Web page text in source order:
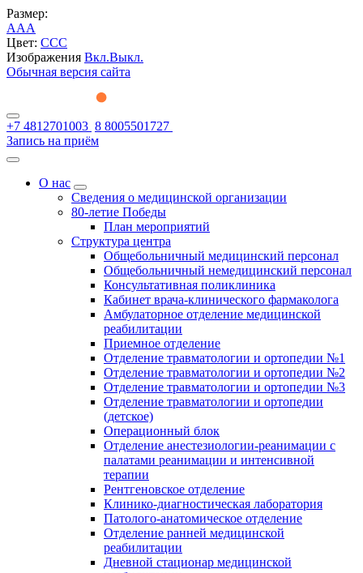
Размер:
AAA
Цвет: CCC
Изображения Вкл.Выкл.
Обычная версия сайта
+7 4812701003 8 8005501727
Запись на приём
О нас
Сведения о медицинской организации
80-летие Победы
План мероприятий
Структура центра
Общебольничный медицинский персонал
Общебольничный немедицинский персонал
Консультативная поликлиника
Кабинет врача-клинического фармаколога
Амбулаторное отделение медицинской
реабилитации
Приемное отделение
Отделение травматологии и ортопедии №1
Отделение травматологии и ортопедии №2
Отделение травматологии и ортопедии №3
Отделение травматологии и ортопедии
(детское)
Операционный блок
Отделение анестезиологии-реанимации с
палатами реанимации и интенсивной
терапии
Рентгеновское отделение
Клинико-диагностическая лаборатория
Патолого-анатомическое отделение
Отделение ранней медицинской
реабилитации
Дневной стационар медицинской